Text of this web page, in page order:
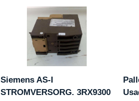
Siemens AS-I
STROMVERSORG. 3RX9300